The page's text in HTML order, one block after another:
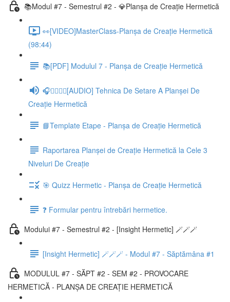
📚Modul #7 - Semestrul #2 - 💎Planșa de Creație Hermetică
👀[VIDEO]MasterClass-Planșa de Creație Hermetică
(98:44)
📚[PDF] Modulul 7 - Planșa de Creație Hermetică
🎧🧘‍♂️🧘‍♀️[AUDIO] Tehnica De Setare A Planșei De
Creație Hermetică
📘Template Etape - Planșa de Creație Hermetică
Raportarea Planșei de Creație Hermetică la Cele 3
Niveluri De Creație
🎯 Quizz Hermetic - Planșa de Creație Hermetică
❓ Formular pentru întrebări hermetice.
Modului #7 - Semestrul #2 - [Insight Hermetic] 🪄🪄🪄
[Insight Hermetic] 🪄🪄🪄 - Modul #7 - Săptămâna #1
MODULUL #7 - SĂPT #2 - SEM #2 - PROVOCARE
HERMETICĂ - PLANȘA DE CREAȚIE HERMETICĂ